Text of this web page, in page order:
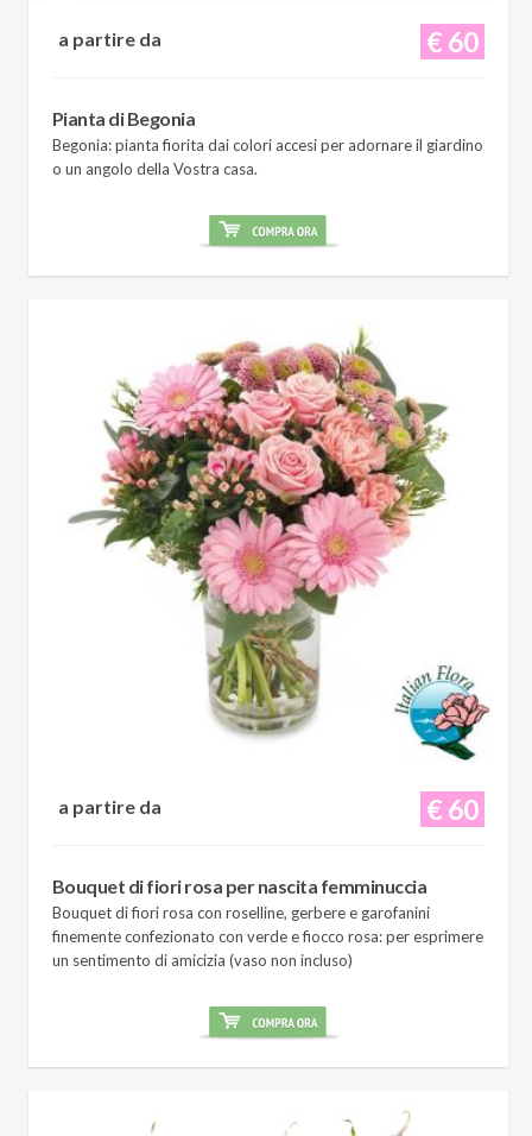
€ 60
a partire da
Pianta di Begonia
Begonia: pianta fiorita dai colori accesi per adornare il giardino
o un angolo della Vostra casa.
€ 60
a partire da
Bouquet di fiori rosa per nascita femminuccia
Bouquet di fiori rosa con roselline, gerbere e garofanini
finemente confezionato con verde e fiocco rosa: per esprimere
un sentimento di amicizia (vaso non incluso)